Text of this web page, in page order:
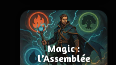
Magic :
l’Assemblée